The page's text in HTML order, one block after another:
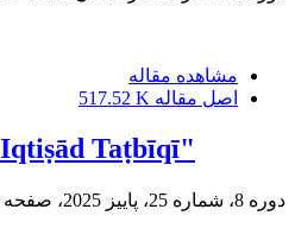
مشاهده مقاله
اصل مقاله 517.52 K
Taṭbīqī"
دوره 8، شماره 25، پاییز 2025، صفحه